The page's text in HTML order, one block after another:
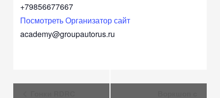
+79856677667
Посмотреть Организатор сайт
academy@groupautorus.ru